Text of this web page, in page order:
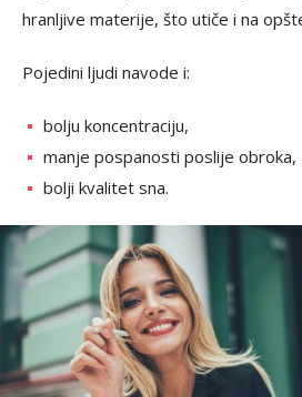
hranljive materije, što utiče i na
Pojedini ljudi navode i:
bolju koncentraciju,
manje pospanosti poslije obroka,
bolji kvalitet sna.